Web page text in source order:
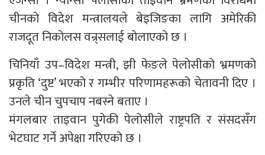
चीनको विदेश मन्त्रालयले बेइजिङका लागि अमेरिकी
राजदूत निकोलस वन्र्सलाई बोलाएको छ ।
चिनियाँ उप–विदेश मन्त्री, झी फेङले पेलोसीको भ्रमणको
प्रकृति ‘दुष्ट’ भएको र गम्भीर परिणामहरूको चेतावनी दिए ।
उनले चीन चुपचाप नबस्ने बताए ।
मंगलबार ताइवान पुगेकी पेलोसीले राष्ट्रपति र संसदसँग
भेटघाट गर्ने अपेक्षा गरिएको छ ।